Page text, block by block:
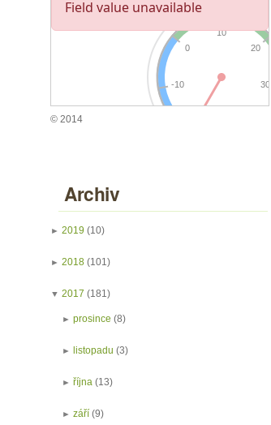
© 2014
Archiv
► 2019 (10)
► 2018 (101)
▼ 2017 (181)
►prosince (8)
►listopadu (3)
►října (13)
►září (9)